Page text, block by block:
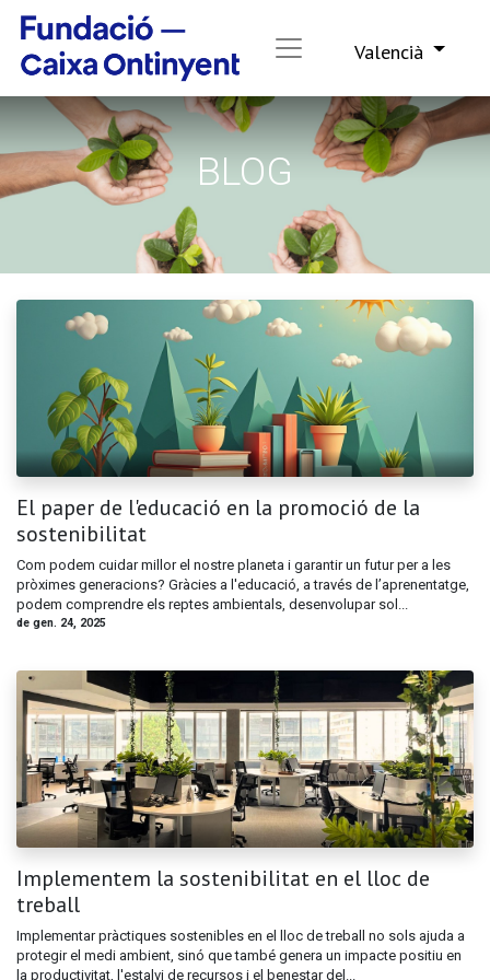
Valencià
BLOG
El paper de l'educació en la promoció de la
sostenibilitat
Com podem cuidar millor el nostre planeta i garantir un futur per a les
pròximes generacions? Gràcies a l'educació, a través de l’aprenentatge,
podem comprendre els reptes ambientals, desenvolupar sol...
de gen. 24, 2025
Implementem la sostenibilitat en el lloc de
treball
Implementar pràctiques sostenibles en el lloc de treball no sols ajuda a
protegir el medi ambient, sinó que també genera un impacte positiu en
la productivitat, l'estalvi de recursos i el benestar del...